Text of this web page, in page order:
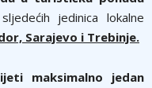
jedinica lokalne
Sarajevo i Trebinje.
maksimalno jedan